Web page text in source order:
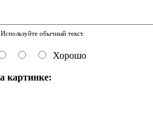
обычный текст.
Хорошо
картинке: